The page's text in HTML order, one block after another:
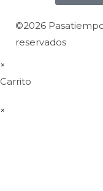
©2026
reservados
×
Carrito
×